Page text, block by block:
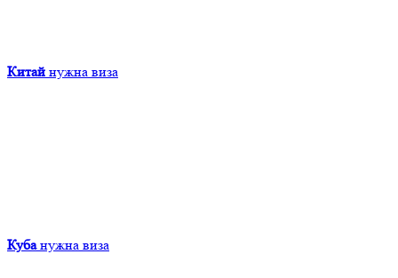
Китай нужна виза
Куба нужна виза